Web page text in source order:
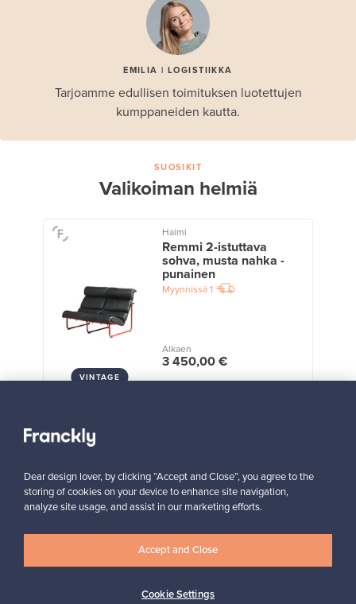
EMILIA | LOGISTIIKKA
Tarjoamme edullisen toimituksen luotettujen
kumppaneiden kautta.
SUOSIKIT
Valikoiman helmiä
VINTAGE
Haimi
Remmi 2-istuttava
sohva, musta nahka -
punainen
Myynnissä1
Alkaen
3 450,00 €
Haluatko inspiroitua designista?
Tilaa uutiskirjeemme ja pysyt ajan tasalla!
Dear design lover, by clicking “Accept and Close”, you agree to the
storing of cookies on your device to enhance site navigation,
analyze site usage, and assist in our marketing efforts.
Cookie Settings
Accept and Close